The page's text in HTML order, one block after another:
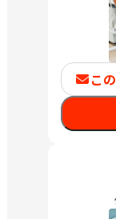
こ